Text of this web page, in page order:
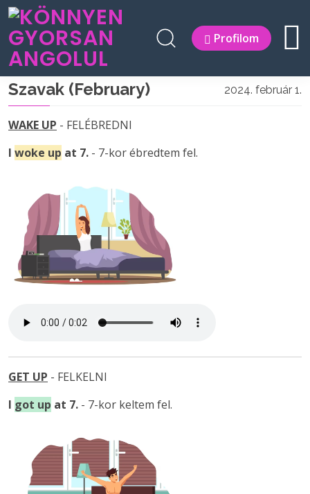
Profilom
Szavak (February) 2024. február 1.
WAKE UP - FELÉBREDNI
I woke up at 7. - 7-kor ébredtem fel.
GET UP - FELKELNI
I got up at 7. - 7-kor keltem fel.